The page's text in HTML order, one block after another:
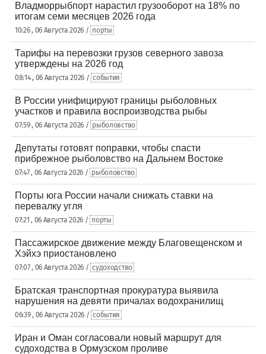
Владморрыбпорт нарастил грузооборот на 18% по
итогам семи месяцев 2026 года
10:26 , 06 Августа 2026 / порты
Тарифы на перевозки грузов северного завоза
утверждены на 2026 год
08:14 , 06 Августа 2026 / события
В России унифицируют границы рыболовных
участков и правила воспроизводства рыбы
07:59 , 06 Августа 2026 / рыболовство
Депутаты готовят поправки, чтобы спасти
прибрежное рыболовство на Дальнем Востоке
07:47 , 06 Августа 2026 / рыболовство
Порты юга России начали снижать ставки на
перевалку угля
07:21 , 06 Августа 2026 / порты
Пассажирское движение между Благовещенском и
Хэйхэ приостановлено
07:07 , 06 Августа 2026 / судоходство
Братская транспортная прокуратура выявила
нарушения на девяти причалах водохранилищ
06:39 , 06 Августа 2026 / события
Иран и Оман согласовали новый маршрут для
судоходства в Ормузском проливе